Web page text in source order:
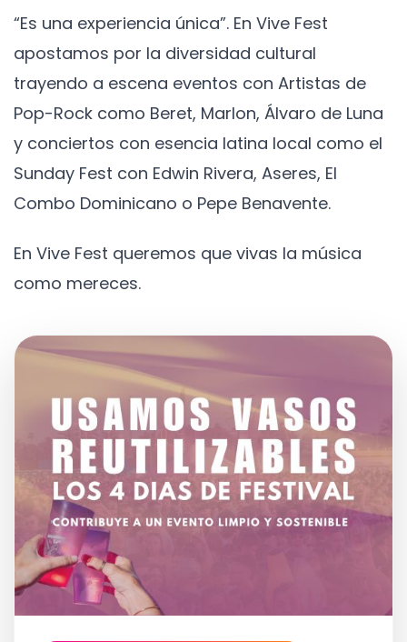
“Es una experiencia única”. En Vive Fest
apostamos por la diversidad cultural
trayendo a escena eventos con Artistas de
Pop-Rock como Beret, Marlon, Álvaro de Luna
y conciertos con esencia latina local como el
Sunday Fest con Edwin Rivera, Aseres, El
Combo Dominicano o Pepe Benavente.
En Vive Fest queremos que vivas la música
como mereces.